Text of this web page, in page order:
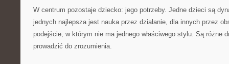
W centrum pozostaje dziecko: jego potrzeby. Jedne dzieci są
jednych najlepsza jest nauka przez działanie, dla innych przez
podejście, w którym nie ma jednego właściwego stylu. Są różne
prowadzić do zrozumienia.